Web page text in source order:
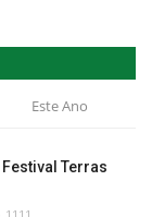
Este Ano
Terras